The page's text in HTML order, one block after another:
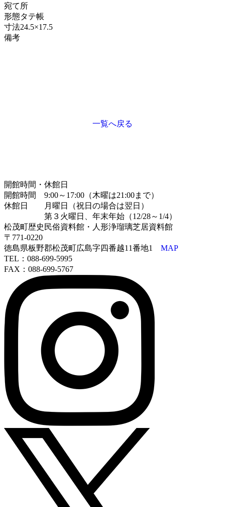
宛て所
形態タテ帳
寸法24.5×17.5
備考
一覧へ戻る
開館時間・休館日
開館時間 9:00～17:00（木曜は21:00まで）
休館日 月曜日（祝日の場合は翌日）
第３火曜日、年末年始（12/28～1/4）
松茂町歴史民俗資料館・人形浄瑠璃芝居資料館
〒771-0220
徳島県板野郡松茂町広島字四番越11番地1 MAP
TEL：088-699-5995
FAX：088-699-5767